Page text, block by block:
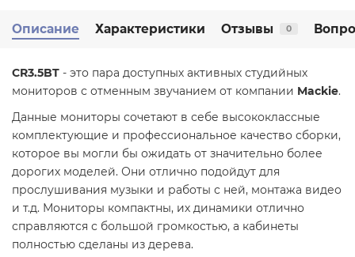
Описание Характеристики Отзывы 0
CR3.5BT - это пара доступных активных студийных
мониторов с отменным звучанием от компании Mackie.
Данные мониторы сочетают в себе высококлассные
комплектующие и профессиональное качество сборки,
которое вы могли бы ожидать от значительно более
дорогих моделей. Они отлично подойдут для
прослушивания музыки и работы с ней, монтажа видео
и т.д. Мониторы компактны, их динамики отлично
справляются с большой громкостью, а кабинеты
полностью сделаны из дерева.